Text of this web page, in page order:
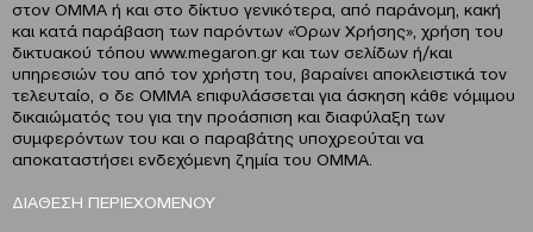
στον OMMA ή και στο δίκτυο γενικότερα, από παράνομη, κακή
και κατά παράβαση των παρόντων «Όρων Χρήσης», χρήση του
δικτυακού τόπου www.megaron.gr και των σελίδων ή/και
υπηρεσιών του από τον χρήστη του, βαραίνει αποκλειστικά τον
τελευταίο, ο δε OMMA επιφυλάσσεται για άσκηση κάθε νόμιμου
δικαιώματός του για την προάσπιση και διαφύλαξη των
συμφερόντων του και ο παραβάτης υποχρεούται να
αποκαταστήσει ενδεχόμενη ζημία του ΟΜΜΑ.
ΔΙΑΘΕΣΗ ΠΕΡΙΕΧΟΜΕΝΟΥ